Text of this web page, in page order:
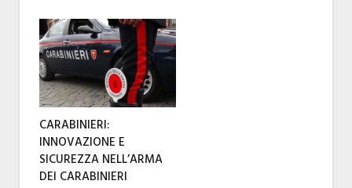
CARABINIERI:
INNOVAZIONE E
SICUREZZA NELL’ARMA
DEI CARABINIERI